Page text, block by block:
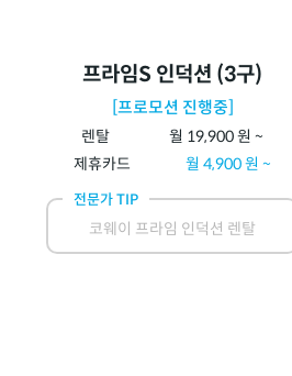
프라임S 인덕션 (3구)
[프로모션 진행중]
렌탈 월 19,900원 ~
제휴카드
월 4,900원 ~
전문가 TIP
코웨이 프라임 인덕션 렌탈